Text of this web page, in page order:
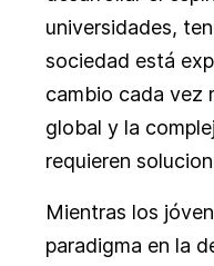
universidades,
sociedad está
cambio cada vez
global y la
requieren
Mientras los
paradigma en la